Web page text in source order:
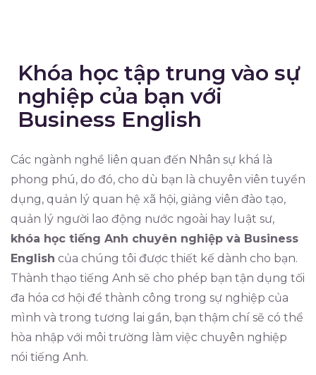
Khóa học tập trung vào sự
nghiệp của bạn với
Business English
Các ngành nghề liên quan đến Nhân sự khá là
phong phú, do đó, cho dù bạn là chuyên viên tuyển
dụng, quản lý quan hệ xã hội, giảng viên đào tạo,
quản lý người lao động nước ngoài hay luật sư,
khóa học tiếng Anh chuyên nghiệp và Business
English của chúng tôi được thiết kế dành cho bạn.
Thành thạo tiếng Anh sẽ cho phép bạn tận dụng tối
đa hóa cơ hội để thành công trong sự nghiệp của
mình và trong tương lai gần, bạn thậm chí sẽ có thể
hòa nhập với môi trường làm việc chuyên nghiệp
nói tiếng Anh.